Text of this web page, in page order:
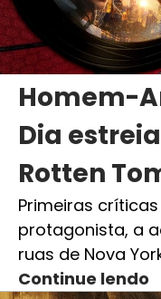
Homem-
Dia
Rotten
Primeiras
protagonista, a
ruas de Nova
Continue lendo